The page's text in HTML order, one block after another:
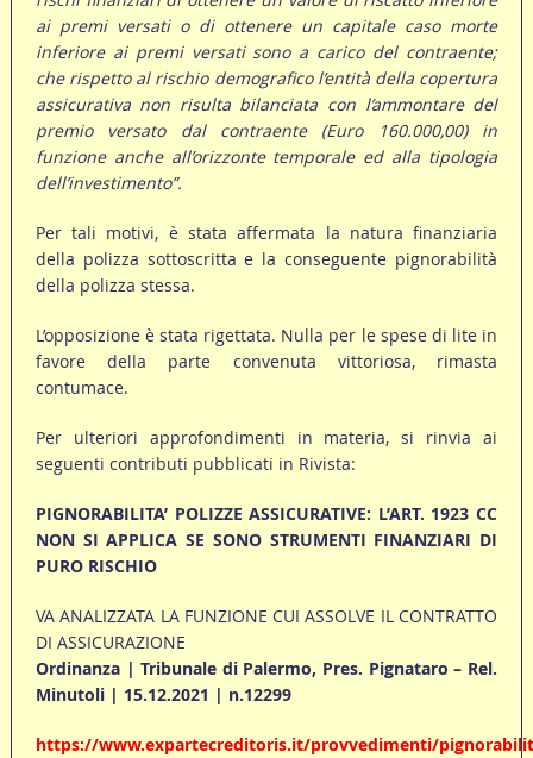
ai premi versati o di ottenere un capitale caso morte
inferiore ai premi versati sono a carico del contraente;
che rispetto al rischio demografico l’entità della copertura
assicurativa non risulta bilanciata con l’ammontare del
premio versato dal contraente (Euro 160.000,00) in
funzione anche all’orizzonte temporale ed alla tipologia
dell’investimento”.
Per tali motivi, è stata affermata la natura finanziaria
della polizza sottoscritta e la conseguente pignorabilità
della polizza stessa.
L’opposizione è stata rigettata. Nulla per le spese di lite in
favore della parte convenuta vittoriosa, rimasta
contumace.
Per ulteriori approfondimenti in materia, si rinvia ai
seguenti contributi pubblicati in Rivista:
PIGNORABILITA’ POLIZZE ASSICURATIVE: L’ART. 1923 CC
NON SI APPLICA SE SONO STRUMENTI FINANZIARI DI
PURO RISCHIO
VA ANALIZZATA LA FUNZIONE CUI ASSOLVE IL CONTRATTO
DI ASSICURAZIONE
Ordinanza | Tribunale di Palermo, Pres. Pignataro – Rel.
Minutoli | 15.12.2021 | n.12299
https://www.expartecreditoris.it/provvedimenti/